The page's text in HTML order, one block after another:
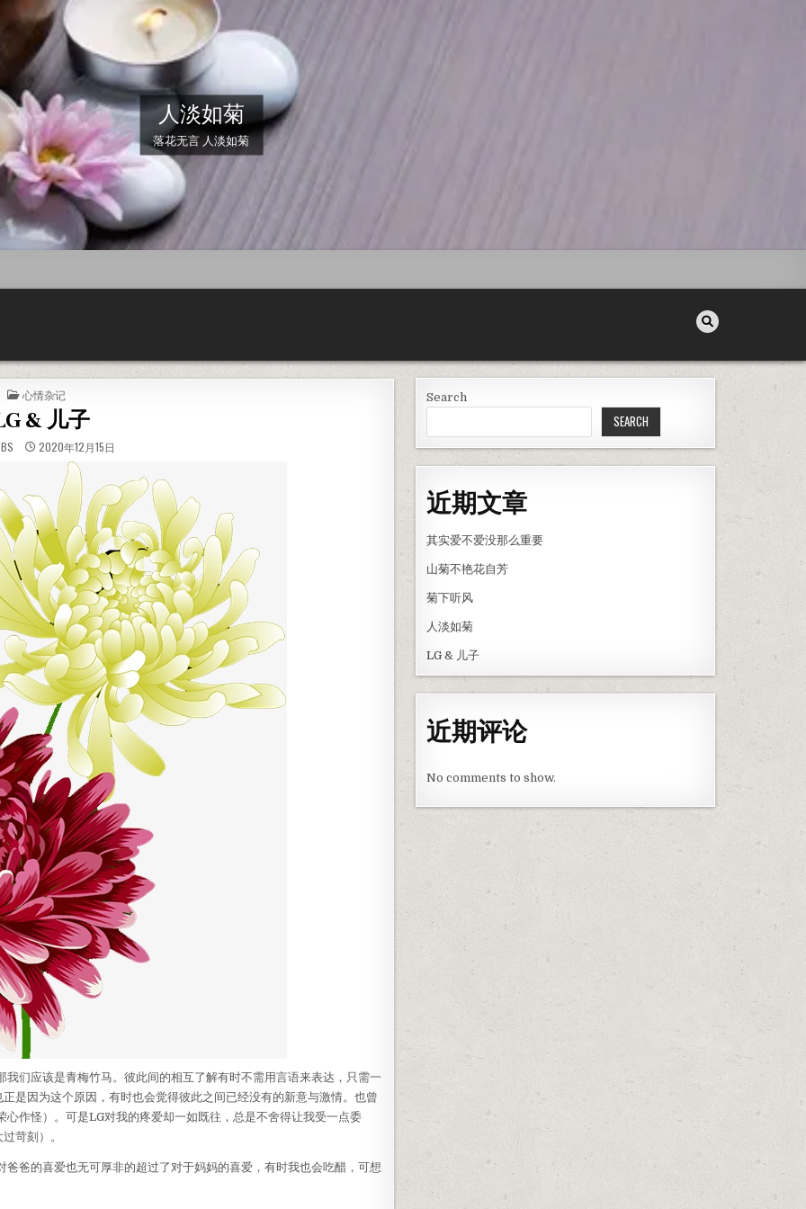
人淡如菊
落花无言 人淡如菊
POSTED IN
心情杂记
& 儿子
2020年12月15日
们应该是青梅竹马。彼此间的相互了解有时不需用言语来表达，只需一
是因为这个原因，有时也会觉得彼此之间已经没有的新意与激情。也曾
作怪）。可是LG对我的疼爱却一如既往，总是不舍得让我受一点委
苛刻）。
爸的喜爱也无可厚非的超过了对于妈妈的喜爱，有时我也会吃醋，可想
Search
SEARCH
近期文章
其实爱不爱没那么重要
山菊不艳花自芳
菊下听风
人淡如菊
LG & 儿子
近期评论
No comments to show.